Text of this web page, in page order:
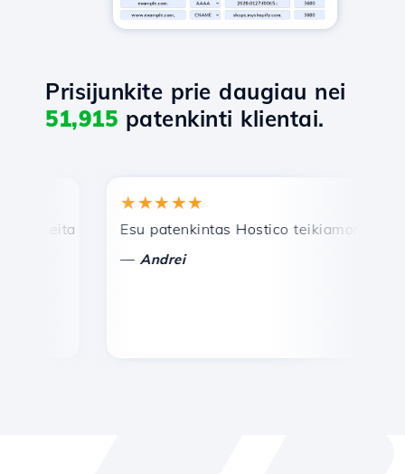
Prisijunkite prie daugiau nei
51,915 patenkinti klientai.
ir efektyvi techninė pagalba.
★★★★★
Esu patenkintas Hostico teikiamomis
Andrei